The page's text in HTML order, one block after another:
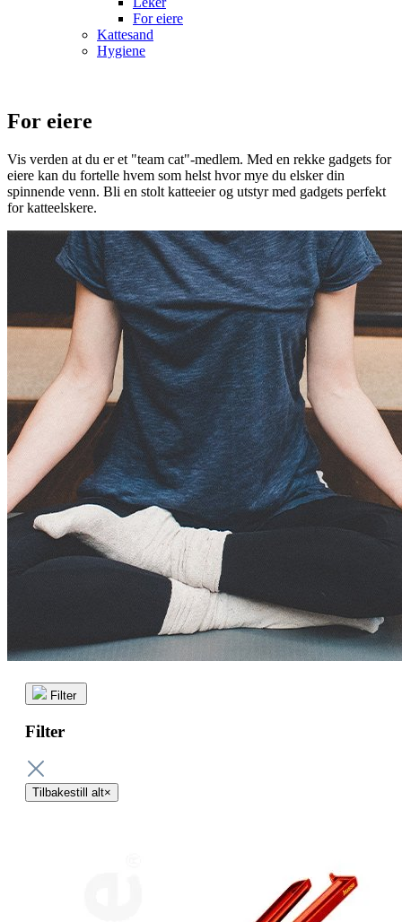
For eiere
Kattesand
Hygiene
For eiere
Vis verden at du er et "team cat"-medlem. Med en rekke gadgets for
eiere kan du fortelle hvem som helst hvor mye du elsker din
spinnende venn. Bli en stolt katteeier og utstyr med gadgets perfekt
for katteelskere.
Filter
Filter
Tilbakestill alt×